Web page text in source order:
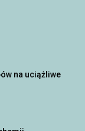
na uciążliwe